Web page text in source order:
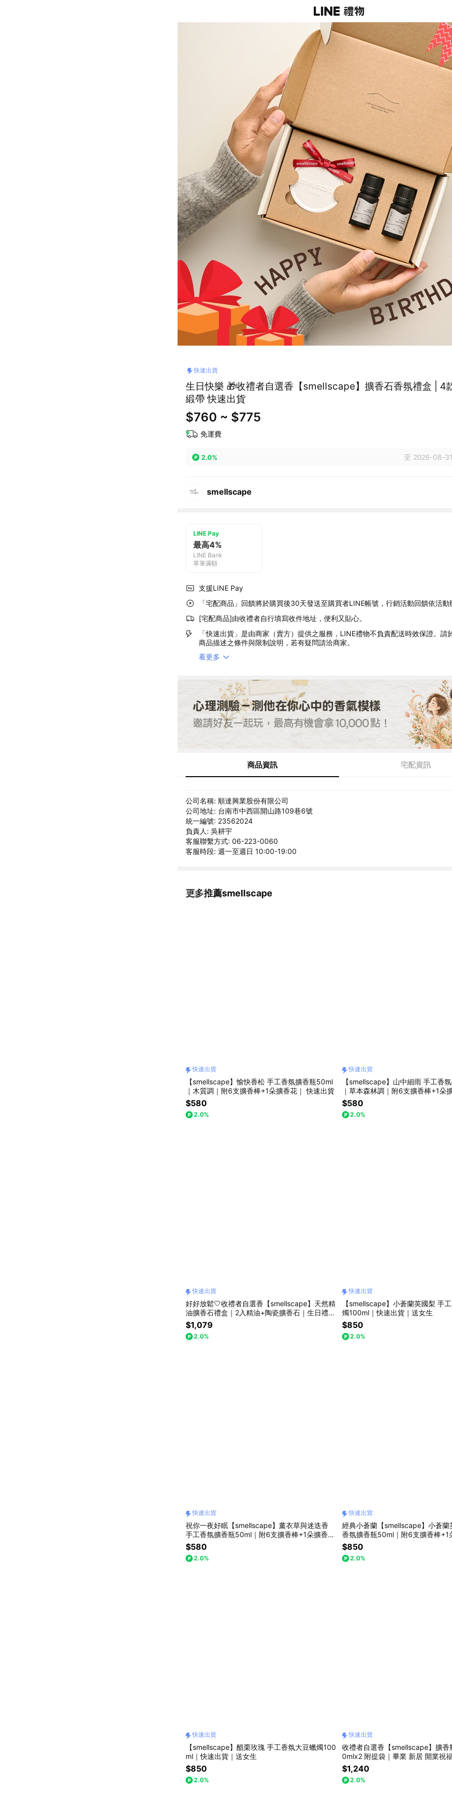
快速出貨
生日快樂 🎁收禮者自選香【smellscape】擴香石香氛禮盒 | 4
緞帶 快速出貨
$760 ~ $775
免運費
2.0% 至 2026-08-
smellscape
LINE Pay
最高4%
LINE Bank
單筆滿額
支援LINE Pay
「宅配商品」回饋將於購買後30天發送至購買者LINE帳號，行銷活動回饋依活動
[宅配商品]由收禮者自行填寫收件地址，便利又貼心。
「快速出貨」是由商家（賣方）提供之服務，LINE禮物不負責配送時效保證。請
商品描述之條件與限制說明，若有疑問請洽商家。
看更多
商品資訊 宅配資訊
公司名稱: 順達興業股份有限公司
公司地址: 台南市中西區開山路109巷6號
統一編號: 23562024
負責人: 吳耕宇
客服聯繫方式: 06-223-0060
客服時段: 週一至週日 10:00-19:00
更多推薦smellscape
看更多
快速出貨
【smellscape】愉快香松 手工香氛擴香瓶50ml
｜木質調｜附6支擴香棒+1朵擴香花｜ 快速出貨
$580
2.0%
快速出貨
【smellscape】山中細雨 手工香
｜草本森林調｜附6支擴香棒+1朵
出貨
$580
2.0%
快速出貨
好好放鬆🤍收禮者自選香【smellscape】天然精
油擴香石禮盒｜2入精油+陶瓷擴香石｜生日禮物
辦公室 同事送禮｜快速出貨
$1,079
2.0%
快速出貨
【smellscape】小蒼蘭英國梨 手
燭100ml｜快速出貨｜送女生
$850
2.0%
快速出貨
祝你一夜好眠【smellscape】薰衣草與迷迭香
手工香氛擴香瓶50ml｜附6支擴香棒+1朵擴香花
｜快速出貨
$580
2.0%
快速出貨
經典小蒼蘭【smellscape】小蒼蘭
香氛擴香瓶50ml｜附6支擴香棒+1
速出貨
$850
2.0%
快速出貨
【smellscape】醋栗玫瑰 手工香氛大豆蠟燭100
ml｜快速出貨｜送女生
$850
2.0%
快速出貨
收禮者自選香【smellscape】擴香
0mlx2 附提袋｜畢業 新居 開業祝
$1,240
2.0%